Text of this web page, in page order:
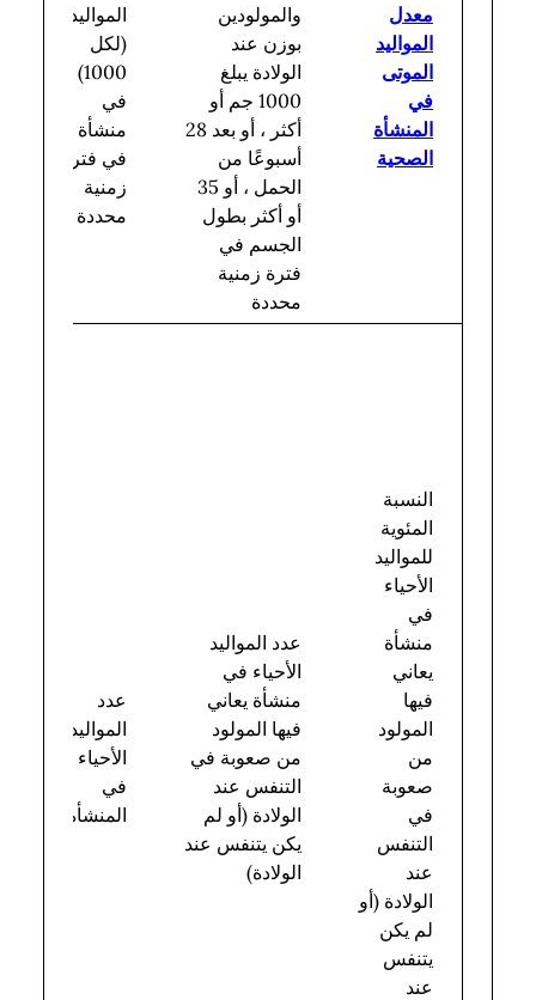
معدل
المواليد
الموتى
في
المنشأة
الصحية
والمولودين
بوزن عند
الولادة يبلغ
1000 جم أو
أكثر ، أو بعد 28
أسبوعًا من
الحمل ، أو 35
أو أكثر بطول
الجسم في
فترة زمنية
محددة
المواليد
(لكل
1000)
في
منشأة
في فترة
زمنية
محددة
النسبة
المئوية
للمواليد
الأحياء
في
منشأة
يعاني
فيها
المولود
من
صعوبة
في
التنفس
عند
الولادة (أو
لم يكن
يتنفس
عند
عدد المواليد
الأحياء في
منشأة يعاني
فيها المولود
من صعوبة في
التنفس عند
الولادة (أو لم
يكن يتنفس عند
الولادة)
عدد
المواليد
الأحياء
في
المنشأة